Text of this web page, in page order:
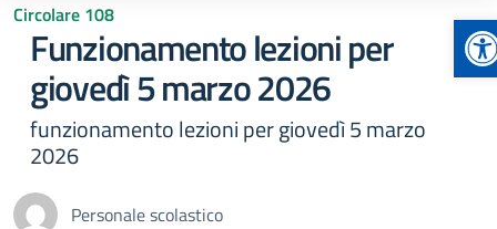
Circolare 108
Funzionamento lezioni per
giovedì 5 marzo 2026
funzionamento lezioni per giovedì 5 marzo
2026
Personale scolastico